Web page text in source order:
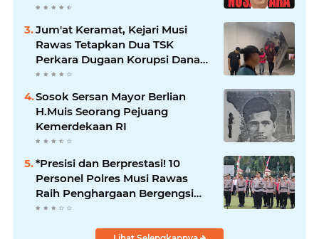
Jum'at Keramat, Kejari Musi
Rawas Tetapkan Dua TSK
Perkara Dugaan Korupsi Dana
Peremajaan PSR
Sosok Sersan Mayor Berlian
H.Muis Seorang Pejuang
Kemerdekaan RI
*Presisi dan Berprestasi! 10
Personel Polres Musi Rawas
Raih Penghargaan Bergengsi
dari Kapolda Sumsel*